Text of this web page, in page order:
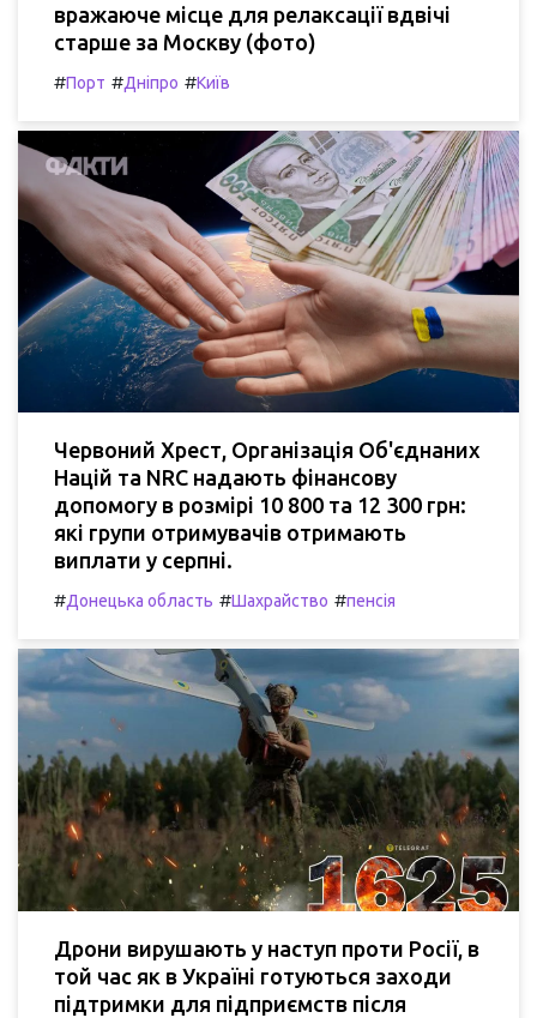
вражаюче місце для релаксації вдвічі
старше за Москву (фото)
#Порт #Дніпро #Київ
Червоний Хрест, Організація Об'єднаних
Націй та NRC надають фінансову
допомогу в розмірі 10 800 та 12 300 грн:
які групи отримувачів отримають
виплати у серпні.
#Донецька область #Шахрайство #пенсія
Дрони вирушають у наступ проти Росії, в
той час як в Україні готуються заходи
підтримки для підприємств після